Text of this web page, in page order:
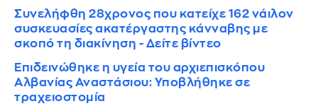
Συνελήφθη 28χρονος που κατείχε 162 νάιλον
συσκευασίες ακατέργαστης κάνναβης με
σκοπό τη διακίνηση - Δείτε βίντεο
Επιδεινώθηκε η υγεία του αρχιεπισκόπου
Αλβανίας Αναστάσιου: Υποβλήθηκε σε
τραχειοστομία